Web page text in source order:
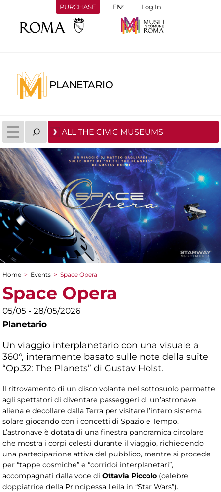
PURCHASE Log In
PLANETARIO
ALL THE CIVIC MUSEUMS
You are here
Home > Events > Space Opera
Space Opera
05/05 - 28/05/2026
Planetario
Un viaggio interplanetario con una visuale a
360°, interamente basato sulle note della suite
“Op.32: The Planets” di Gustav Holst.
Il ritrovamento di un disco volante nel sottosuolo permette
agli spettatori di diventare passeggeri di un’astronave
aliena e decollare dalla Terra per visitare l’intero sistema
solare giocando con i concetti di Spazio e Tempo.
L’astronave è dotata di una finestra panoramica circolare
che mostra i corpi celesti durante il viaggio, richiedendo
una partecipazione attiva del pubblico, mentre si procede
per “tappe cosmiche” e “corridoi interplanetari”,
accompagnati dalla voce di Ottavia Piccolo (celebre
doppiatrice della Principessa Leila in “Star Wars”).